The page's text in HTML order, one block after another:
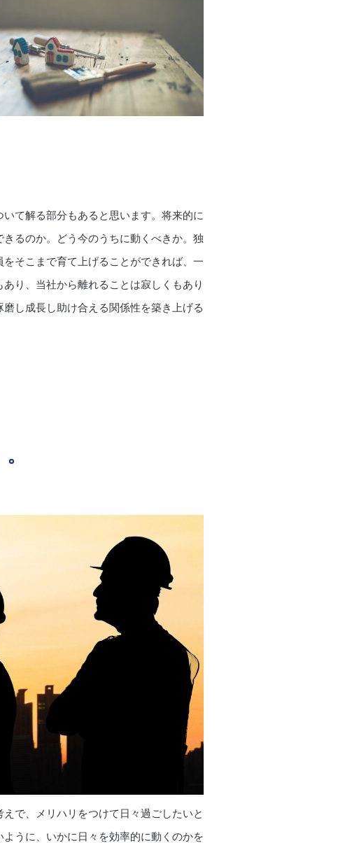
て解る部分もあると思います。将来的に
るのか。どう今のうちに動くべきか。独
そこまで育て上げることができれば、一
り、当社から離れることは寂しくもあり
し成長し助け合える関係性を築き上げる
で、メリハリをつけて日々過ごしたいと
うに、いかに日々を効率的に動くのかを